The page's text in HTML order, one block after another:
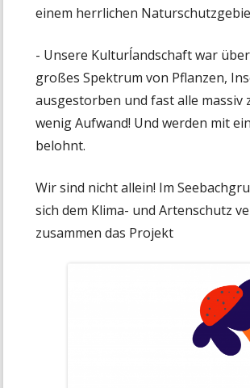
einem herrlichen
- Unsere Kulturĺandschaft war
großes Spektrum von Pflanzen,
ausgestorben und fast alle
wenig Aufwand! Und werden mit
belohnt.
Wir sind nicht allein! Im
sich dem Klima- und Artenschutz
zusammen das Projekt